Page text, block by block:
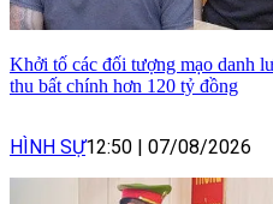
Khởi tố các đối tượng mạo danh
thu bất chính hơn 120 tỷ đồng
HÌNH SỰ12:50 | 07/08/2026